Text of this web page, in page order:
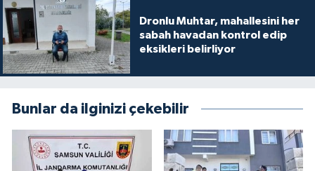
Dronlu Muhtar, mahallesini her
sabah havadan kontrol edip
eksikleri belirliyor
Bunlar da ilginizi çekebilir